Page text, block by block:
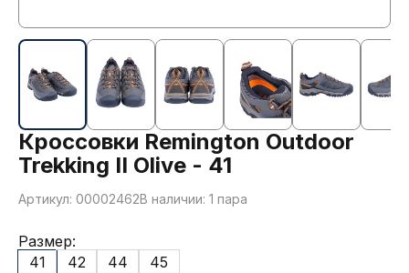
Кроссовки Remington Outdoor
Trekking II Olive - 41
Артикул: 00002462В наличии: 1 пара
Размер:
41
42 44 45